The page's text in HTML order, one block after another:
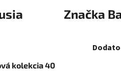
Značka
kolekcia 40